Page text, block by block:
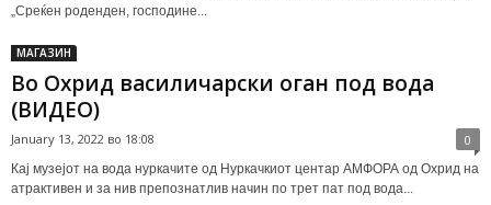
„Среќен роденден, господине...
МАГАЗИН
Во Охрид василичарски оган под вода
(ВИДЕО)
January 13, 2022 во 18:08 0
Кај музејот на вода нуркачите од Нуркачкиот центар АМФОРА од Охрид на
атрактивен и за нив препознатлив начин по трет пат под вода...